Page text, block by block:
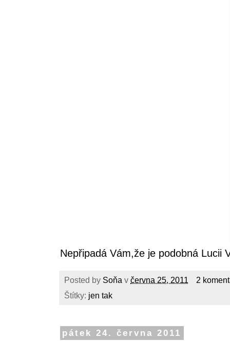
Nepřipadá Vám,že je podobná Lucii
Posted by Soňa v června 25, 2011
2
Štítky: jen tak
pátek 24. června 2011